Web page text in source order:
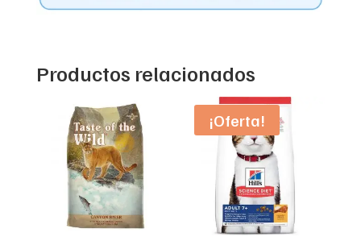
Productos relacionados
¡Oferta!